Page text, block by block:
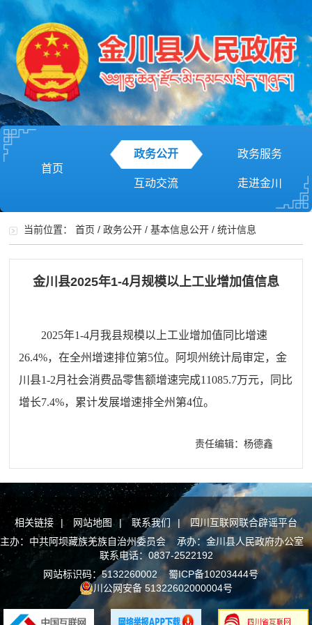
首页
政务公开 政务服务
互动交流 走进金川
当前位置：首页 /政务公开 /基本信息公开 /统计信息
金川县2025年1-4月规模以上工业增加值信息
2025年1-4月我县规模以上工业增加值同比增速
26.4%，在全州增速排位第5位。
阿坝州统计局审定，金
川县1-2月社会消费品零售额增速完成11085.7万元，同比
增长7.4%，累计发展增速排全州第4位。
责任编辑：杨德鑫
相关链接 | 网站地图 | 联系我们 |
四川互联网联合辟谣平台
主办：中共阿坝藏族羌族自治州委员会 承办：金川县人民政府办公室
联系电话：0837-2522192
网站标识码：5132260002蜀ICP备10203444号
川公网安备 51322602000004号